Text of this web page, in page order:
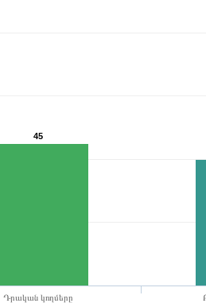
45
Դրական կողմերը
դրական էր, թե՞ բացասական։